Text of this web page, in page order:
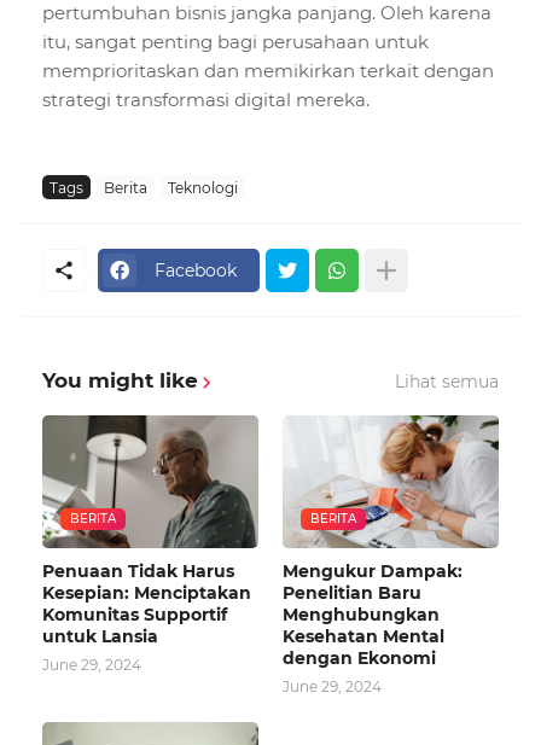
pertumbuhan bisnis jangka panjang. Oleh karena
itu, sangat penting bagi perusahaan untuk
memprioritaskan dan memikirkan terkait dengan
strategi transformasi digital mereka.
Tags Berita Teknologi
Facebook
You might like Lihat semua
BERITA
Penuaan Tidak Harus
Kesepian: Menciptakan
Komunitas Supportif
untuk Lansia
June 29, 2024
BERITA
Mengukur Dampak:
Penelitian Baru
Menghubungkan
Kesehatan Mental
dengan Ekonomi
June 29, 2024